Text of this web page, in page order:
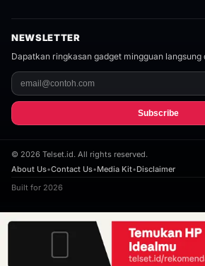
NEWSLETTER
Dapatkan ringkasan gadget mingguan langsung
Subscribe
© 2026 Telset.id. All rights reserved.
About Us•Contact Us•Media Kit•Disclaimer
Built for 2026